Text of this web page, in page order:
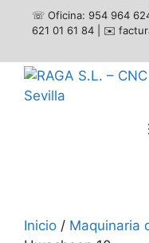
☏ Oficina: 954 964
621 01 61 84
✉️
Inicio / Maquinaria